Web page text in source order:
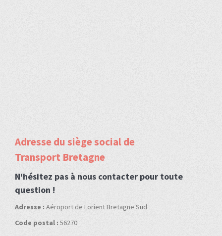
Adresse du siège social de
Transport Bretagne
N'hésitez pas à nous contacter pour toute
question !
Adresse : Aéroport de Lorient Bretagne Sud
Code postal : 56270